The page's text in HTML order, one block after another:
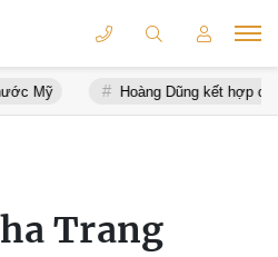
Dũng kết hợp cùng nghệ sĩ Hàn
Trang